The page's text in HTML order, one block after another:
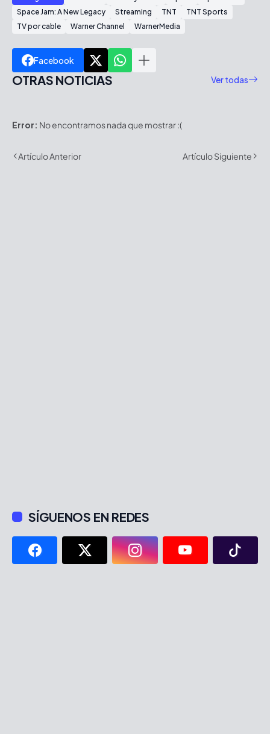
Space Jam: A New Legacy
Streaming TNT
TNT Sports
TV por cable
Warner Channel WarnerMedia
Facebook
OTRAS NOTICIAS Ver todas
Error: No encontramos nada que mostrar :(
Artículo Anterior Artículo Siguiente
SÍGUENOS EN REDES